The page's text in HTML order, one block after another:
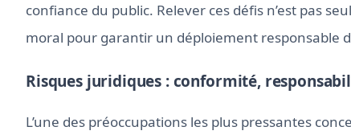
confiance du public. Relever ces défis n’est pas
moral pour garantir un déploiement responsable
Risques juridiques : conformité,
L’une des préoccupations les plus pressantes